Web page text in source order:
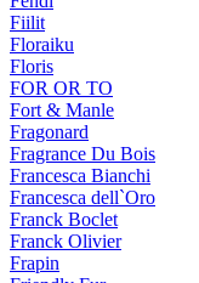
Fiilit
Floraiku
Floris
FOR OR TO
Fort & Manle
Fragonard
Fragrance Du Bois
Francesca Bianchi
Francesca dell`Oro
Franck Boclet
Franck Olivier
Frapin